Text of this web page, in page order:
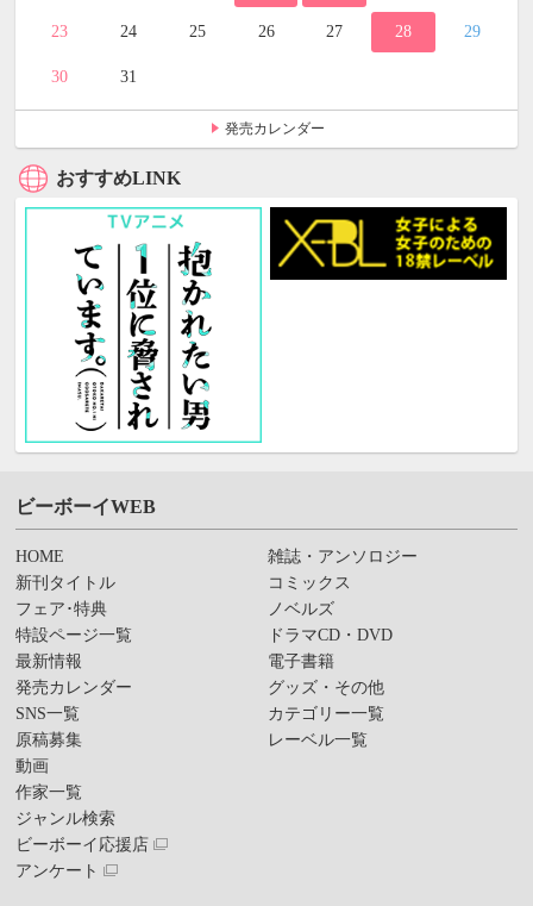
23 24 25 26 27 28 29
30 31
発売カレンダー
おすすめLINK
ビーボーイWEB
HOME
新刊タイトル
フェア･特典
特設ページ一覧
最新情報
発売カレンダー
SNS一覧
原稿募集
動画
作家一覧
ジャンル検索
ビーボーイ応援店
アンケート
雑誌・アンソロジー
コミックス
ノベルズ
ドラマCD・DVD
電子書籍
グッズ・その他
カテゴリー一覧
レーベル一覧